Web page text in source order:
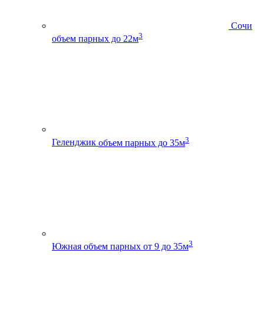
Сочи
объем парных до 22м3
Геленджик объем парных до 35м3
Южная объем парных от 9 до 35м3